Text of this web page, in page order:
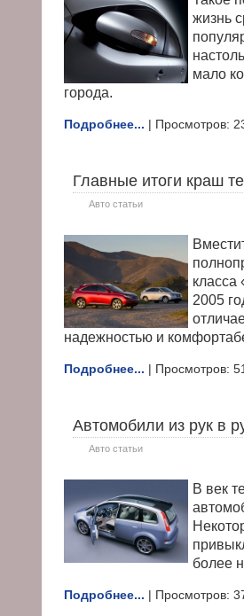
жизнь
мало
города.
Подробнее... | Просмотров:
Главные итоги краш
Авто статьи
класса
2005
надежностью и
Подробнее... | Просмотров:
Автомобили из рук в
Авто статьи
В век
более
Подробнее... | Просмотров: